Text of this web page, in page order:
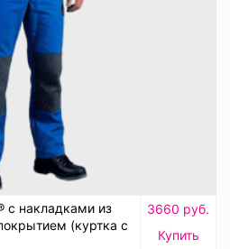
накладками из
(куртка с
3660 руб.
Купить